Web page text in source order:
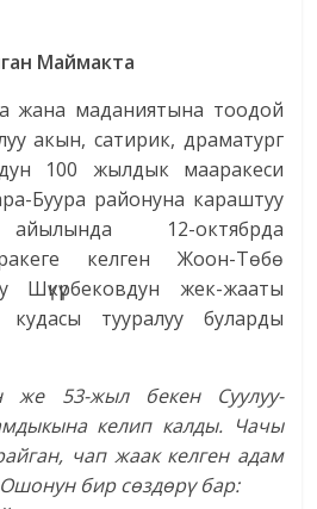
Маймакта
жана маданиятына тоодой
акын, сатирик, драматург
100 жылдык мааракеси
Буура районуна караштуу
12-октябрда
келген Жоон-Төбө
Шүкүрбековдун жек-жааты
кудасы тууралуу буларды
же 53-жыл бекен Суулуу-
келип калды. Чачы
чап жаак келген адам
бир сөздөрү бар: